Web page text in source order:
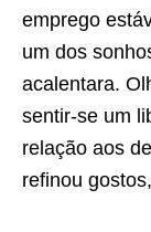
emprego
um dos
acalentara.
sentir-se um
relação aos
refinou